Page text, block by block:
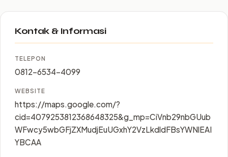
Kontak & Informasi
TELEPON
0812-6534-4099
WEBSITE
https://maps.google.com/?
cid=4079253812368648325&g_mp=CiVnb29nbGUub
WFwcy5wbGFjZXMudjEuUGxhY2VzLkdldFBsYWNlEAI
YBCAA